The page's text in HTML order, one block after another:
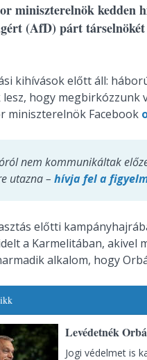
miniszterelnök kedden
(AfD) párt
kihívások előtt áll:
hogy megbirkózzunk
miniszterelnök Facebook
nem kommunikáltak
utazna – hívja fel a
előtti
a Karmelitában, akivel
alkalom, hogy
Levédetnék
Jogi védelmet is